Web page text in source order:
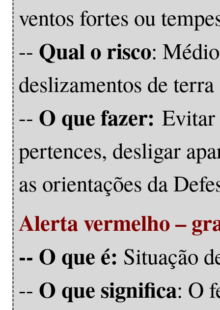
ventos fortes ou
-- Qual o risco:
deslizamentos de
-- O que fazer: Evitar
pertences, desligar
as orientações da
Alerta vermelho –
-- O que é: Situação
-- O que significa: O